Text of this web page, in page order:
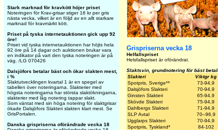
Stark marknad för kravkött höjer priset
Noteringen för Krav-grisar stiger 16 kr per gris
nästa vecka, vilket är en följd av en allt starkare
marknad för kravmärkt kött.
Priset på tyska internetauktionen gick upp 92
öre!
Priset vid tyska internetauktionen har höjts hela
92 öre på 14 dagar och auktionen brukar vara
en indikator på vart den tyska noteringen är på
väg. /LG 070426
Dalsjöfors betalar bäst och ökar slakten mest,
i %
Slaktutvecklingen kvartal 1 är en spegel av
tabellen över noteringarna. Slakterier med
högsta noteringarna har största slaktökningarna,
slakterier med låg notering tappar slakt.
Som väntat med sin höga notering för slaktgrisar
ökade Dalsjöfors Slakteri slakten klart mest. Se
GrisPortalen.
Danska grispriserna oförändrade vecka 18
Grispriserna vecka 18
Helfallspriset
Helsfallspriset är oförändrat.
Slaktsvin, grundnotering för bäst
Slakteri
Viktgr kg
Spotpris, Sverige**
73-94,9
Dalsjöfors Slakteri
70-94,9
Ginsten Slakteri
65-94,9
Skövde Slakteri
75-94,9
Dahlbergs Slakteri
71-94,9
SLPAvtal
70–96,9
Ugglarps Slakteri
70-94,9
Spotpris, Tyskland*
84-102